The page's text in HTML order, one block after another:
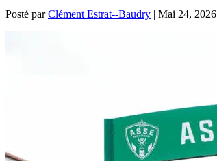
Posté parClément Estrat--Baudry | Mai 24, 2026